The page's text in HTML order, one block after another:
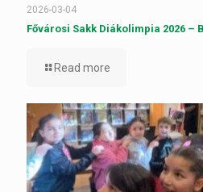
2026-03-04
Fővárosi Sakk Diákolimpia 2026 –
Read more